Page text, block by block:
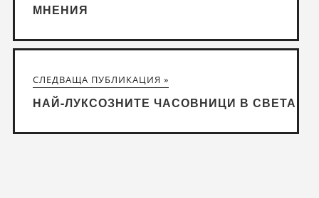
МНЕНИЯ
СЛЕДВАЩА ПУБЛИКАЦИЯ »
НАЙ-ЛУКСОЗНИТЕ ЧАСОВНИЦИ В СВЕТА